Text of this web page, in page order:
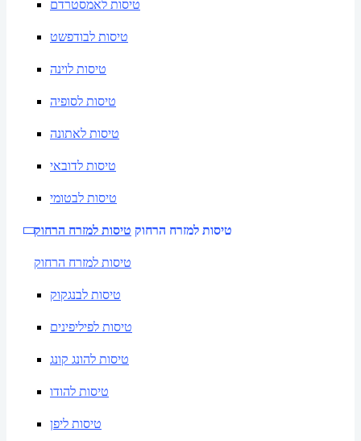
טיסות לאמסטרדם
טיסות לבודפשט
טיסות לוינה
טיסות לסופיה
טיסות לאתונה
טיסות לדובאי
טיסות לבטומי
טיסות למזרח הרחוק טיסות למזרח הרחוק
טיסות למזרח הרחוק
טיסות לבנגקוק
טיסות לפיליפינים
טיסות להונג קונג
טיסות להודו
טיסות ליפן